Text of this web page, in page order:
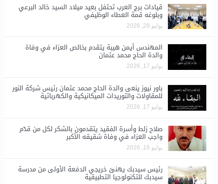
قيادات برج العرب تحتفل بعيد ميلاد السيد خالد البرعي
وبلوغه قمة العطاء الوظيفي
يوليو 28, 2026
المهندس أيمن هيبة يتقدم بخالص العزاء في وفاة
والدة الحاج محمد عثمان
يوليو 17, 2026
باور نيوز ينعى والدة الحاج محمد عثمان رئيس شركة النور
للمقاولات والتوريدات الميكانيكية والكهربائية
يوليو 17, 2026
صلاح زلط وأسرة الفقيد يتقدمون بالشكر لكل من قدّم
واجب العزاء في وفاة شقيقه الأكبر
يوليو 16, 2026
رئيس سيدبك يهنئ خريجي الدفعة الأولى من مدرسة
سيدبك للتكنولوجيا التطبيقية